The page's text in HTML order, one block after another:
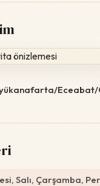
Eceabat/
Salı, Çarşamba,